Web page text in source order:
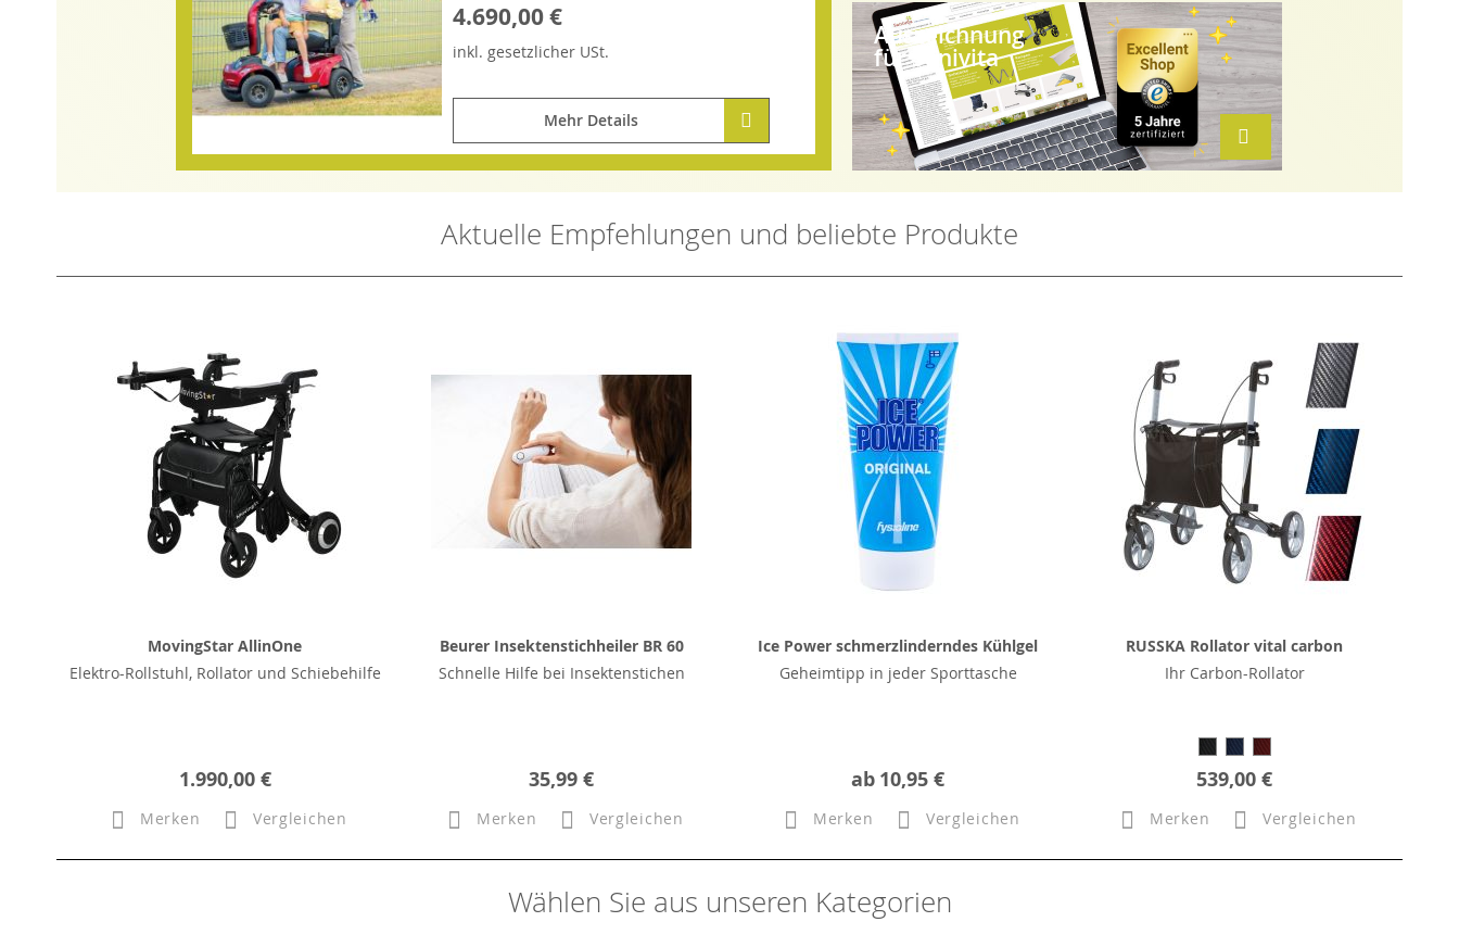
4.690,00 €
inkl. gesetzlicherUSt.
Mehr Details
Auszeichnung
für Sanivita
Aktuelle Empfehlungen und beliebte Produkte
MovingStar AllinOne
Elektro-Rollstuhl, Rollator und Schiebehilfe
1.990,00 €
Merken Vergleichen
Beurer Insektenstichheiler BR 60
Schnelle Hilfe bei Insektenstichen
35,99 €
Merken Vergleichen
Ice Power schmerzlinderndes Kühlgel
Geheimtipp in jeder Sporttasche
ab 10,95 €
Merken Vergleichen
RUSSKA Rollator vital carbon
Ihr Carbon-Rollator
539,00 €
Merken Vergleichen
Wählen Sie aus unseren Kategorien